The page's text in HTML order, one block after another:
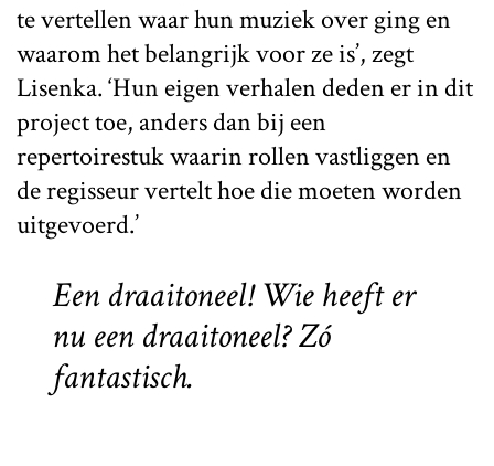
te vertellen waar hun muziek over ging en
waarom het belangrijk voor ze is’, zegt
Lisenka. ‘Hun eigen verhalen deden er in dit
project toe, anders dan bij een
repertoirestuk waarin rollen vastliggen en
de regisseur vertelt hoe die moeten worden
uitgevoerd.’
Een draaitoneel! Wie heeft er
nu een draaitoneel? Zó
fantastisch.